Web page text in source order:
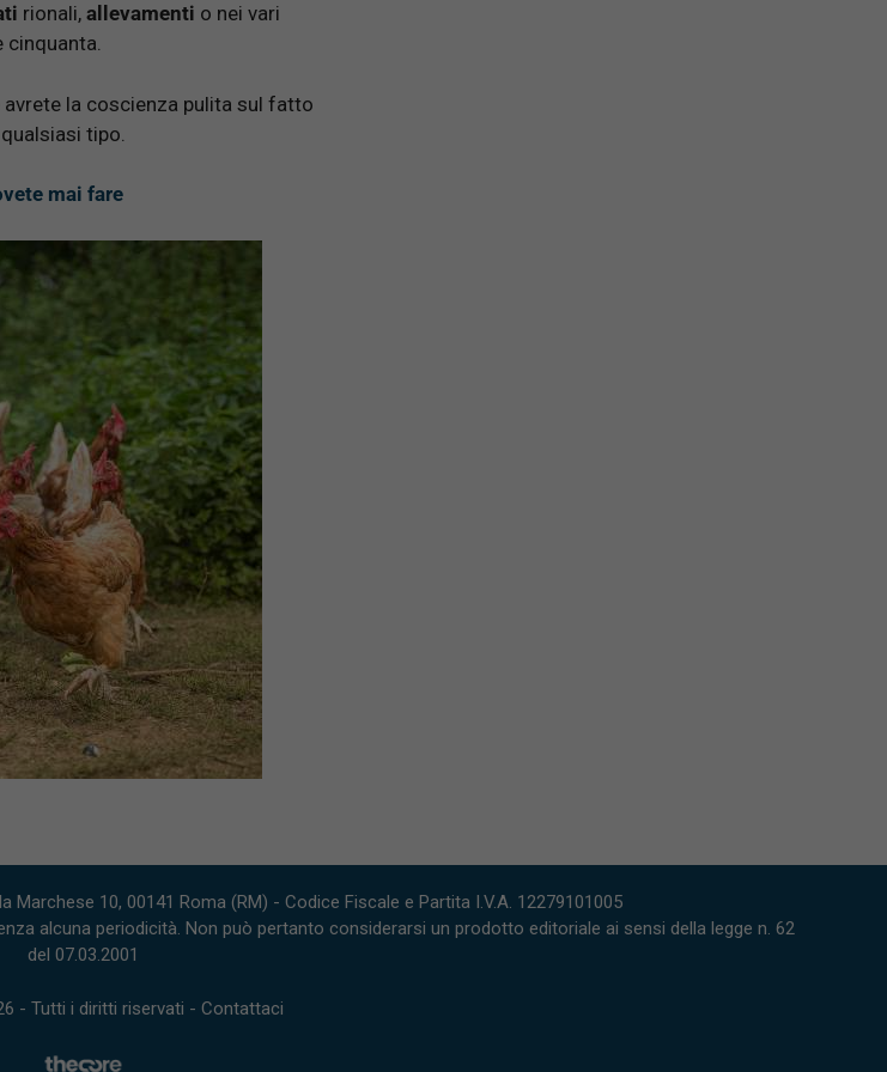
rionali, allevamenti o nei vari
cinquanta.
avrete la coscienza pulita sul fatto
tipo.
mai fare
Marchese 10, 00141 Roma (RM) - Codice Fiscale e Partita I.V.A. 12279101005
alcuna periodicità. Non può pertanto considerarsi un prodotto editoriale ai sensi della legge n. 62
del 07.03.2001
- Tutti i diritti riservati - Contattaci